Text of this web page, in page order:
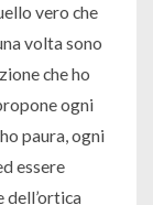
vero che
volta sono
che ho
ogni
paura, ogni
essere
dell’ortica